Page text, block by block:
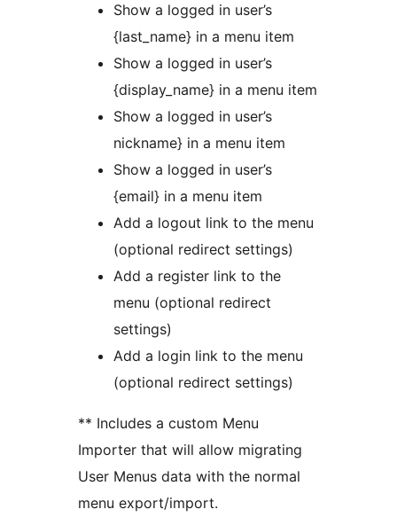
Show a logged in user’s
{last_name} in a menu item
Show a logged in user’s
{display_name} in a menu item
Show a logged in user’s
nickname} in a menu item
Show a logged in user’s
{email} in a menu item
Add a logout link to the menu
(optional redirect settings)
Add a register link to the
menu (optional redirect
settings)
Add a login link to the menu
(optional redirect settings)
** Includes a custom Menu
Importer that will allow migrating
User Menus data with the normal
menu export/import.